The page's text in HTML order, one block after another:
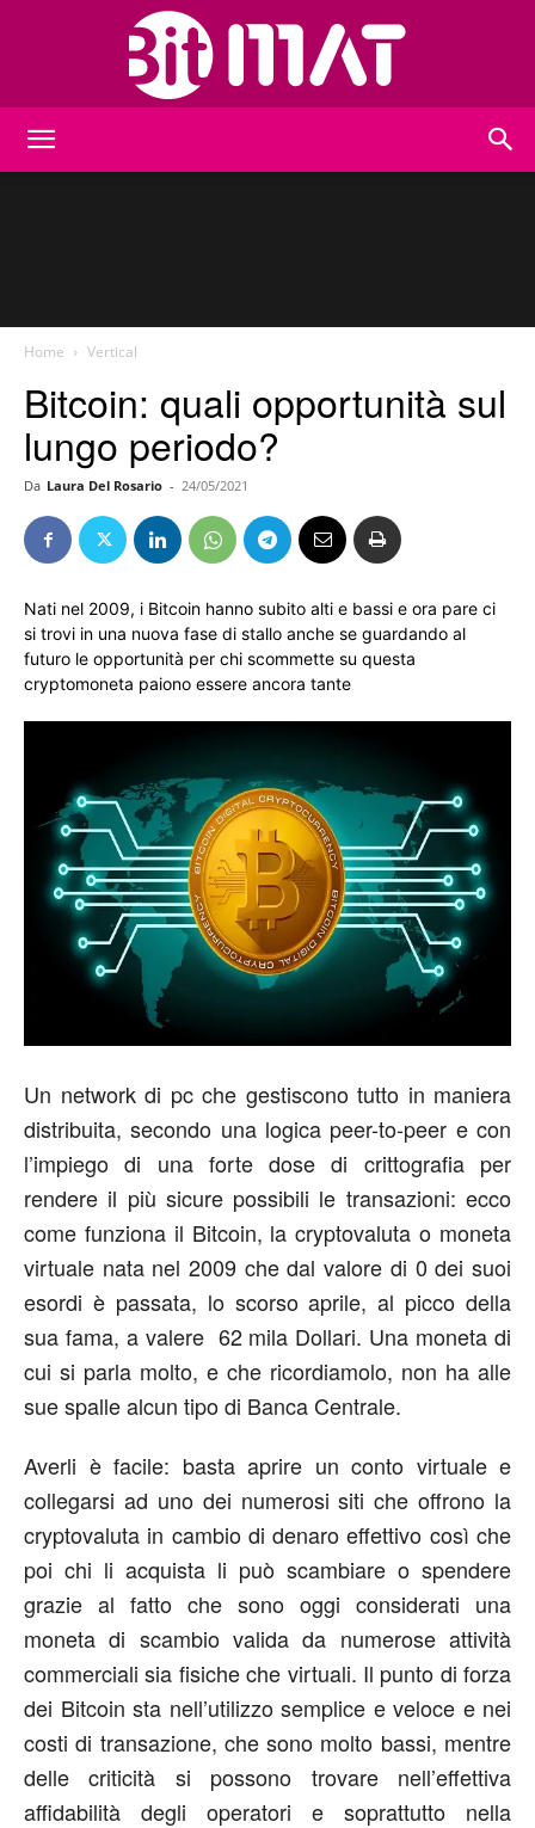
Home Vertical
Bitcoin: quali opportunità sul
lungo periodo?
Da Laura Del Rosario - 24/05/2021
Nati nel 2009, i Bitcoin hanno subito alti e bassi e ora pare ci
si trovi in una nuova fase di stallo anche se guardando al
futuro le opportunità per chi scommette su questa
cryptomoneta paiono essere ancora tante
Un network di pc che gestiscono tutto in maniera
distribuita, secondo una logica peer-to-peer e con
l’impiego di una forte dose di crittografia per
rendere il più sicure possibili le transazioni: ecco
come funziona il Bitcoin, la cryptovaluta o moneta
virtuale nata nel 2009 che dal valore di 0 dei suoi
esordi è passata, lo scorso aprile, al picco della
sua fama, a valere 62 mila Dollari. Una moneta di
cui si parla molto, e che ricordiamolo, non ha alle
sue spalle alcun tipo di Banca Centrale.
Averli è facile: basta aprire un conto virtuale e
collegarsi ad uno dei numerosi siti che offrono la
cryptovaluta in cambio di denaro effettivo così che
poi chi li acquista li può scambiare o spendere
grazie al fatto che sono oggi considerati una
moneta di scambio valida da numerose attività
commerciali sia fisiche che virtuali. Il punto di forza
dei Bitcoin sta nell’utilizzo semplice e veloce e nei
costi di transazione, che sono molto bassi, mentre
delle criticità si possono trovare nell’effettiva
affidabilità degli operatori e soprattutto nella